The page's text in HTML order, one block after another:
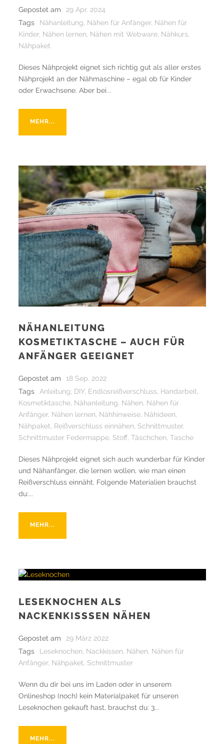
Gepostet am
29 Apr. 2024
Tags
Nähanleitung, Nähen für Anfänger, Nähen für
Kinder, Nähen lernen, Nähen mit Webware, Nähkurs,
Nähpaket
Dieses Nähprojekt eignet sich richtig gut als aller erstes
Nähprojekt an der Nähmaschine – egal ob für Kinder
oder Erwachsene. Aber bei...
MEHR...
NÄHANLEITUNG
KOSMETIKTASCHE – AUCH FÜR
ANFÄNGER GEEIGNET
Gepostet am
18 Sep. 2022
Tags
Anleitung, DIY, Endlosreißverschluss, Handarbeit,
Kosmetiktasche, Nähanleitung, Nähen, Nähen für
Anfänger, Nähen lernen, Nähhinweise, Nähideen,
Nähpaket, Reißverschluss einnähen, Schnittmuster,
Schnittmuster Federmappe, Stoff, Täschchen, Tasche
Dieses Nähprojekt eignet sich auch wunderbar für Kinder
und Nähanfänger, die lernen wollen, wie man einen
Reißverschluss einnäht. Folgende Materialien brauchst
du:...
MEHR...
LESEKNOCHEN ALS
NACKENKISSSEN NÄHEN
Gepostet am
29 März 2022
Tags
Leseknochen, Nackkissen, Nähen, Nähen für
Anfänger, Nähpaket, Schnittmuster
Wenn du dir bei uns im Laden oder in unserem
Onlineshop (noch) kein Materialpaket für unseren
Leseknochen gekauft hast, brauchst du: 3...
MEHR...